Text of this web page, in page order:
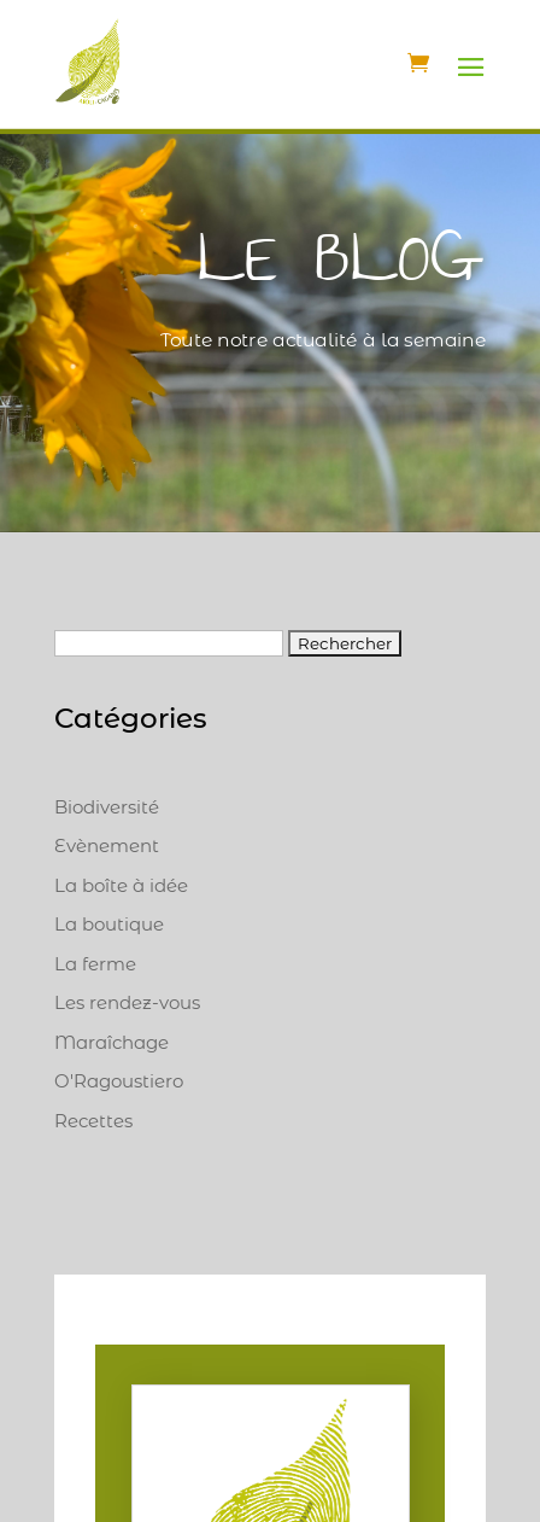
LE BLOG
Toute notre actualité à la semaine
h
h
e
r
:
Catégories
Biodiversité
Evènement
La boîte à idée
La boutique
La ferme
Les rendez-vous
Maraîchage
O'Ragoustiero
Recettes